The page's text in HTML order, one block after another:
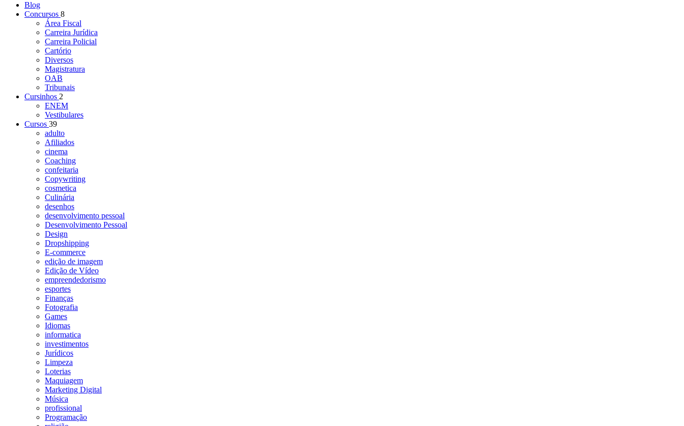
Blog
Concursos 8
Área Fiscal
Carreira Jurídica
Carreira Policial
Cartório
Diversos
Magistratura
OAB
Tribunais
Cursinhos 2
ENEM
Vestibulares
Cursos 39
adulto
Afiliados
cinema
Coaching
confeitaria
Copywriting
cosmetica
Culinária
desenhos
desenvolvimento pessoal
Desenvolvimento Pessoal
Design
Dropshipping
E-commerce
edição de imagem
Edição de Vídeo
empreendedorismo
esportes
Finanças
Fotografia
Games
Idiomas
informatica
investimentos
Jurídicos
Limpeza
Loterias
Maquiagem
Marketing Digital
Música
profissional
Programação